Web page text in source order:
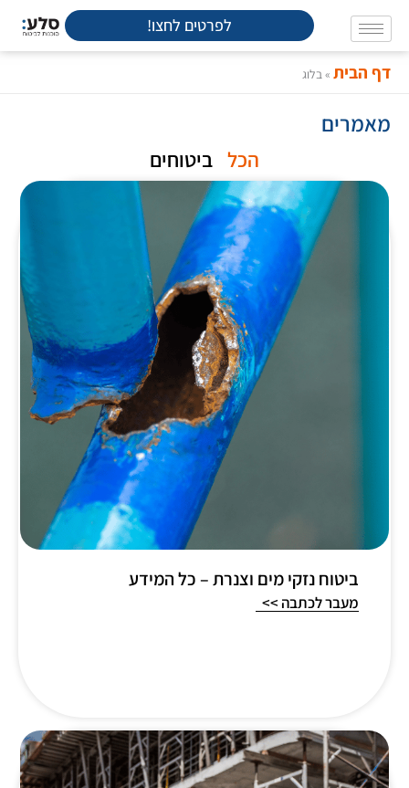
דילוג
לתוכן
לפרטים לחצו!
דף הבית »בלוג
מאמרים
ביטוחים הכל
ביטוח נזקי מים וצנרת – כל המידע
מעבר לכתבה >>